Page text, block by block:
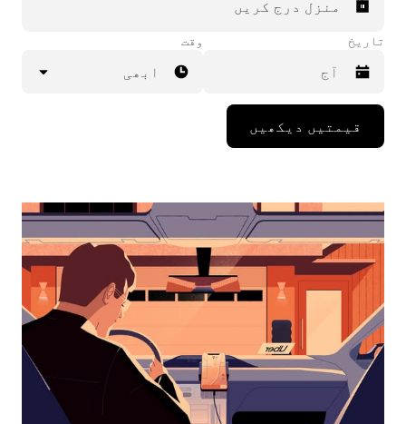
منزل درج کریں
تاریخ
Press
down
interact
the
calendar
and
select
a
date.
Press
the
escape
button
وقت
ابھی
قیمتیں دیکھیں